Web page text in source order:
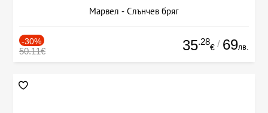
Марвел - Слънчев бряг
-30%
50.11€ 35.28
€ / 69лв.